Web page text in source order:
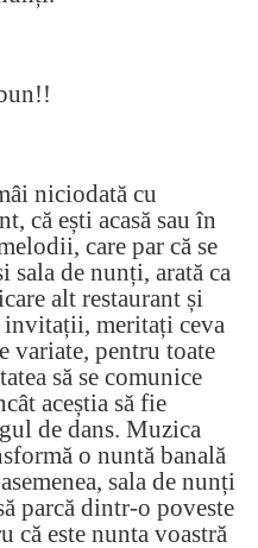
niciodată cu
că ești acasă sau în
care par că se
sala de nunți, arată ca
alt restaurant și
meritați ceva
variate, pentru toate
să se comunice
aceștia să fie
de dans. Muzica
o nuntă banală
sala de nunți
parcă dintr-o poveste
că este nunta voastră